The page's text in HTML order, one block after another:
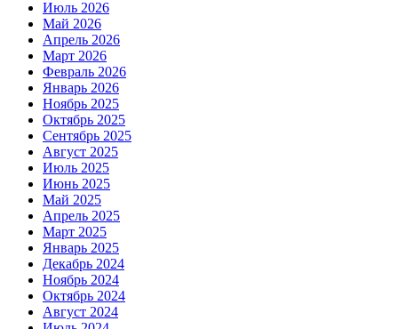
Июль 2026
Май 2026
Апрель 2026
Март 2026
Февраль 2026
Январь 2026
Ноябрь 2025
Октябрь 2025
Сентябрь 2025
Август 2025
Июль 2025
Июнь 2025
Май 2025
Апрель 2025
Март 2025
Январь 2025
Декабрь 2024
Ноябрь 2024
Октябрь 2024
Август 2024